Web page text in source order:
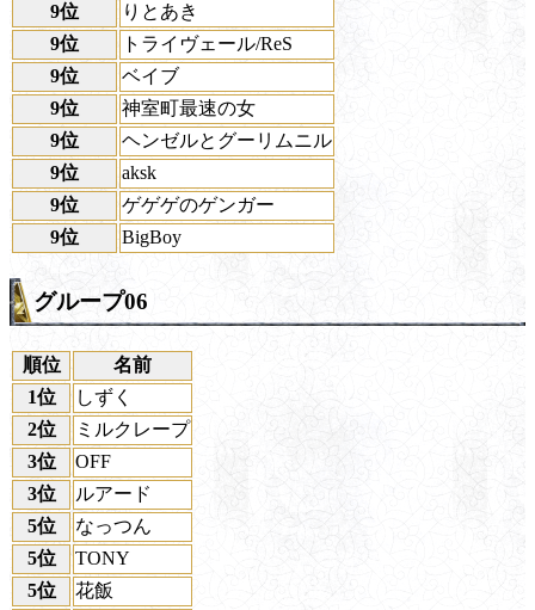
9位
りとあき
9位
トライヴェール/ReS
9位
ベイブ
9位
神室町最速の女
9位
ヘンゼルとグーリムニル
9位
aksk
9位
ゲゲゲのゲンガー
9位
BigBoy
グループ06
順位
名前
1位
しずく
2位
ミルクレープ
3位
OFF
3位
ルアード
5位
なっつん
5位
TONY
5位
花飯